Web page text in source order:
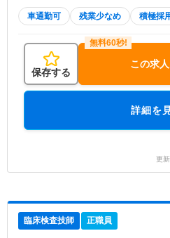
車通勤可 残業少なめ 積極採
保存する
この求
詳細を
更
臨床検査技師 正職員